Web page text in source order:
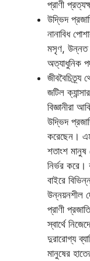
প্রাণী
উদ্ভিদ
নানাবিধ
মসৃণ, উন্নত
অত্যাধুনিক
জটিল
বিজ্ঞানীরা
উদ্ভিদ
করেছেন।
শতাংশ
নির্ভর করে।
বাইরে
উন্নয়নশীল
প্রাণী
স্বার্থে
দুরারোগ্য
মানুষের